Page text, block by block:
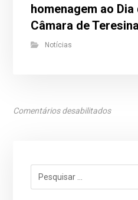
homenagem ao
Câmara de Teresina
Notícias
Comentários desabilitados